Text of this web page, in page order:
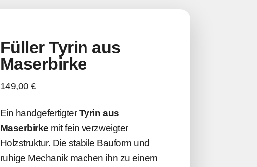
Füller Tyrin aus
Maserbirke
149,00 €
Ein handgefertigterTyrin aus
Maserbirke mit fein verzweigter
Holzstruktur. Die stabile Bauform und
ruhige Mechanik machen ihn zu einem